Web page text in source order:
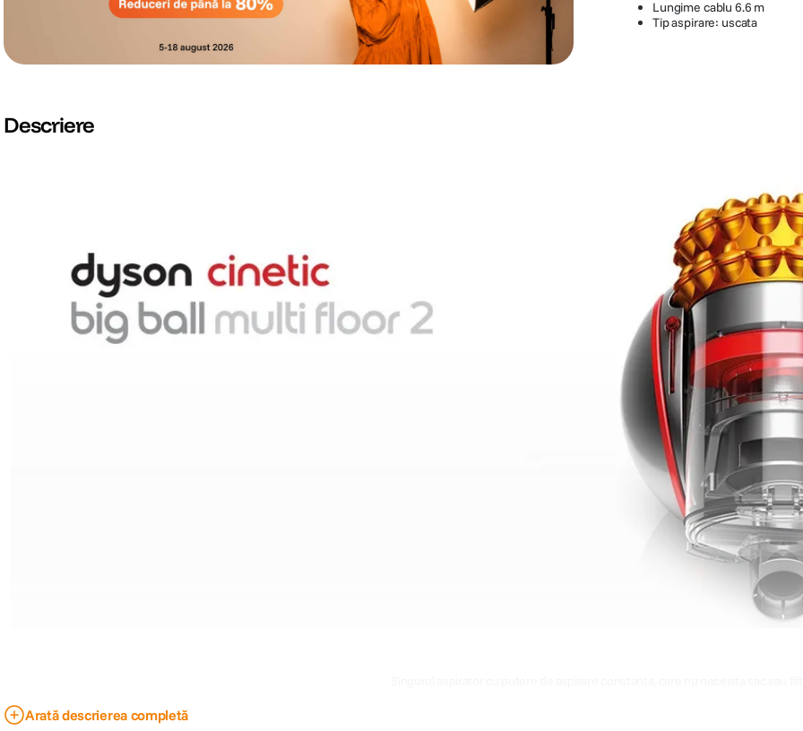
Lungime cablu 6.6 m
Tip aspirare: uscata
Descriere
Arată descrierea completă